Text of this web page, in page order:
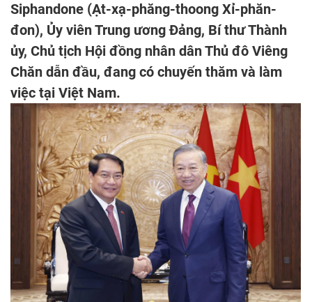
Siphandone (Ạt-xạ-phăng-thoong Xỉ-phăn-
đon), Ủy viên Trung ương Đảng, Bí thư Thành
ủy, Chủ tịch Hội đồng nhân dân Thủ đô Viêng
Chăn dẫn đầu, đang có chuyến thăm và làm
việc tại Việt Nam.